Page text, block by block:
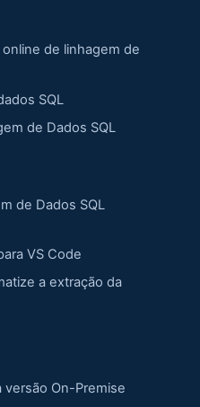
de linhagem de
SQL
de Dados SQL
de Dados SQL
VS Code
a extração da
versão On-Premise